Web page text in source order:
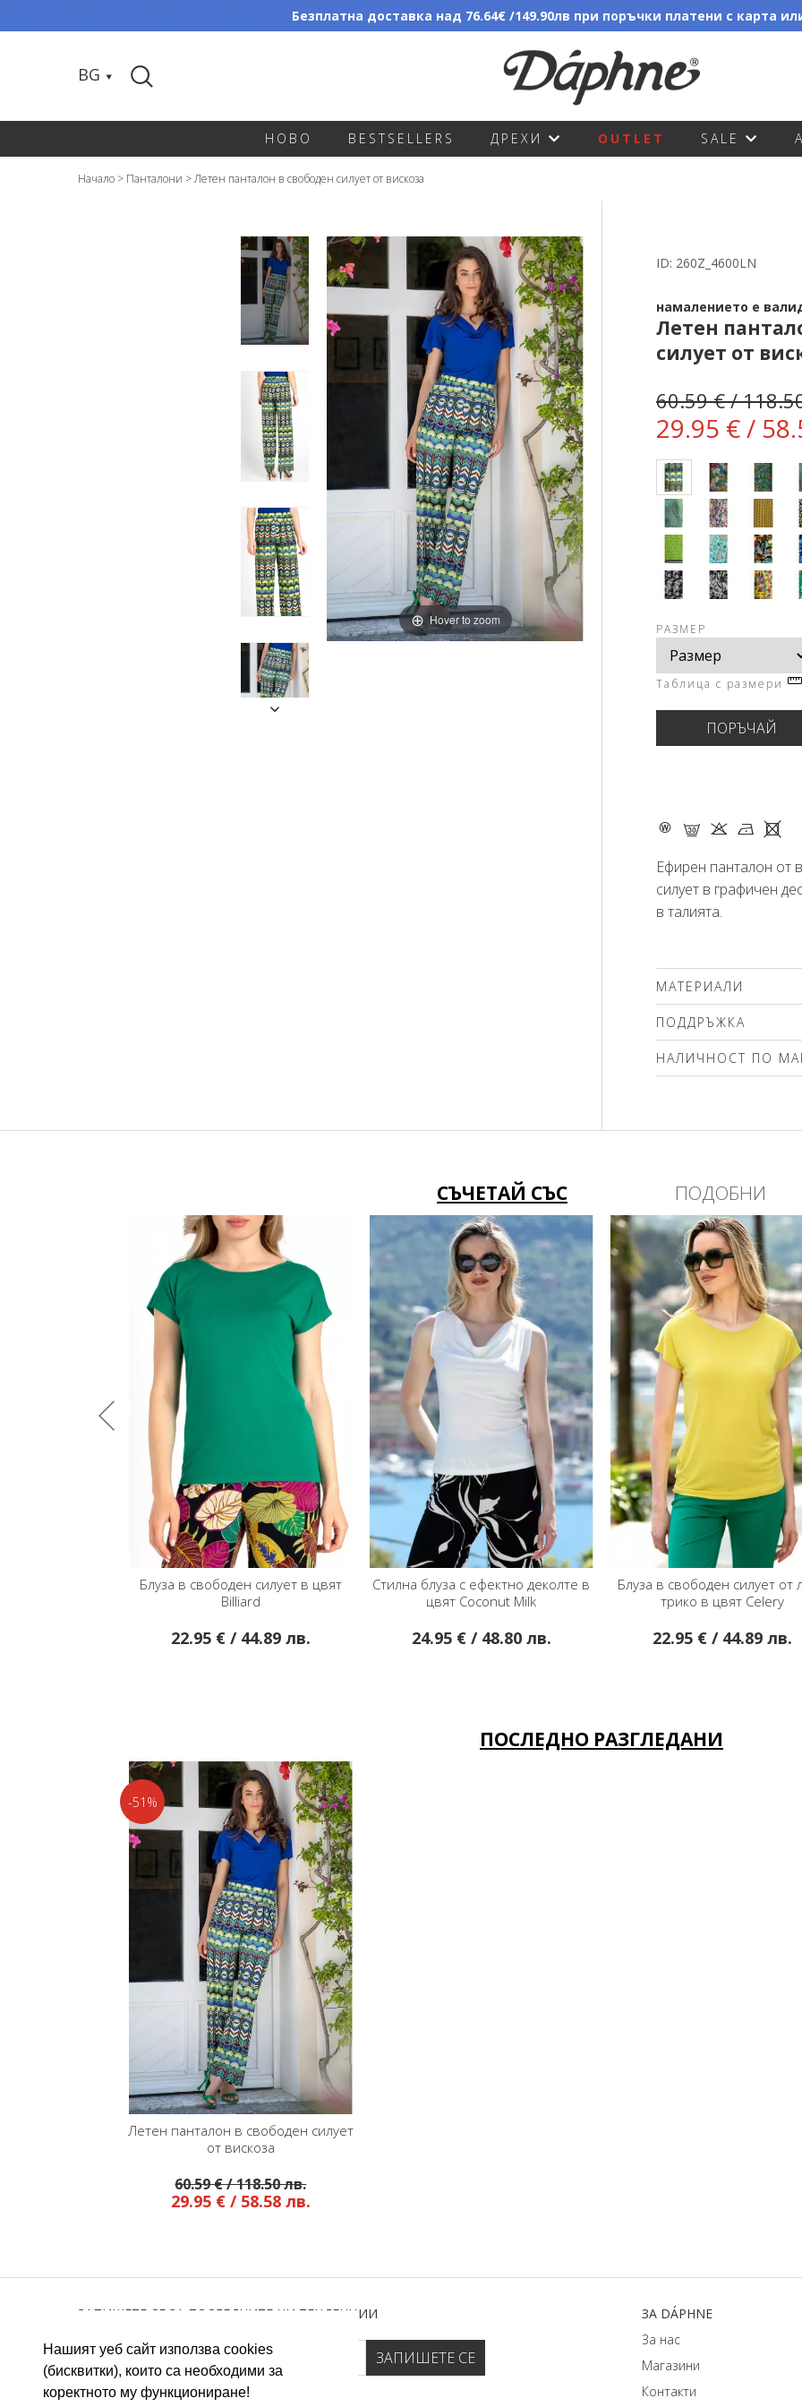
Нашият уеб сайт използва cookies
(бисквитки), които са необходими за
коректното му функциониране!
Безплатна доставка над 76.64€ /149.90лв при поръчки платени с карта
BG
НОВО BESTSELLERS ДРЕХИ OUTLET SALE
Начало > Панталони >Летен панталон в свободен силует от вискоза
Hover to zoom
ID: 260Z_4600LN
намалението е
Летен
силует от
60.59 € /
29.95 € /
РАЗМЕР
Таблица с размери
- G K N X
Ефирен панталон от
силует в графичен
в талията.
МАТЕРИАЛИ
ПОДДРЪЖКА
НАЛИЧНОСТ ПО
СЪЧЕТАЙ СЪС ПОДОБНИ
Блуза в свободен силует в цвят
Стилна блуза с ефектно деколте в
24.95 € / 48.80 лв.
Блуза в свободен силует от леко
трико в цвят Celery
22.95 € / 44.89 лв.
Блуза в
еластична
26.50
ПОСЛЕДНО РАЗГЛЕДАНИ
Летен панталон в свободен силует
от вискоза
60.59 € / 118.50 лв.
29.95 € / 58.58 лв.
-51%
ЗАПИШЕТЕ СЕ ЗА ПОСЛЕДНИТЕ НИ ТЕНДЕНЦИИ
ЗA DÁPHNЕ
За нас
Магазини
Контакти